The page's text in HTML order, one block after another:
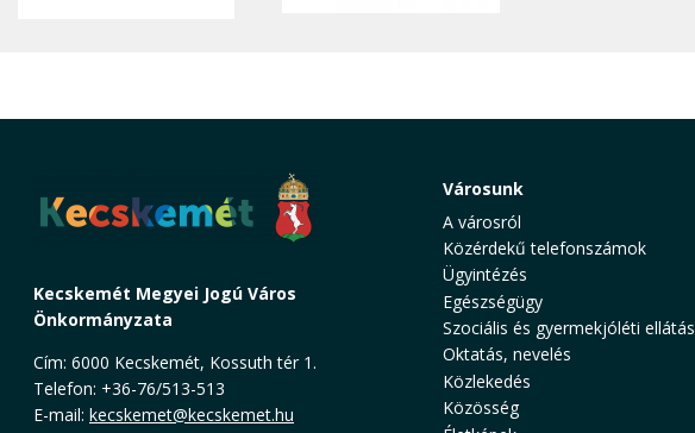
Kecskemét Megyei Jogú Város
Önkormányzata
Cím: 6000 Kecskemét, Kossuth tér 1.
Telefon: +36-76/513-513
E-mail: kecskemet@kecskemet.hu
Városunk
A városról
Közérdekű telefonszámok
Ügyintézés
Egészségügy
Szociális és gyermekjóléti ellátás
Oktatás, nevelés
Közlekedés
Közösség